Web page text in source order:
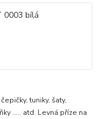
tuniky, šaty,
..... atd. Levná příze na